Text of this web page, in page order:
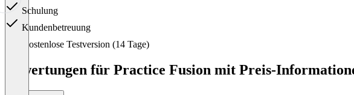
Schulung
Kundenbetreuung
Kostenlose Testversion (14 Tage)
Bewertungen für Practice Fusion mit Preis-